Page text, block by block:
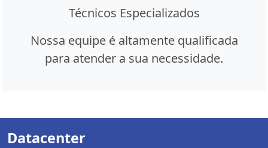
Técnicos Especializados
Nossa equipe é altamente qualificada
para atender a sua necessidade.
Datacenter